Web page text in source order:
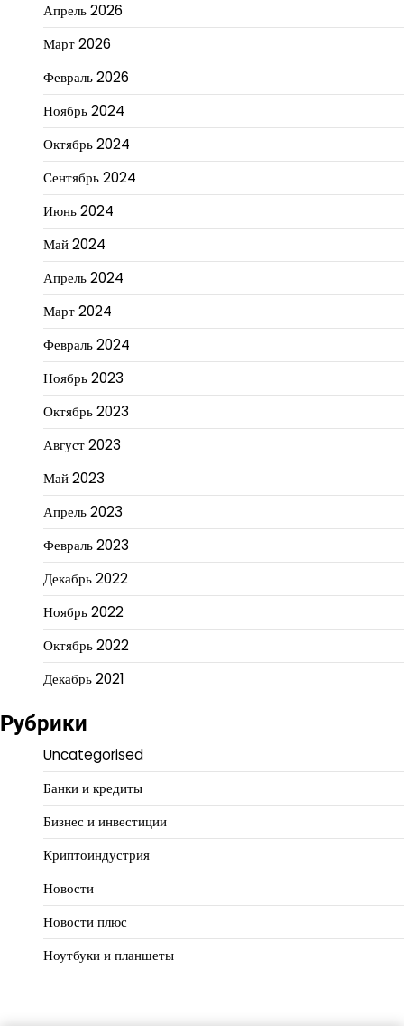
Апрель 2026
Март 2026
Февраль 2026
Ноябрь 2024
Октябрь 2024
Сентябрь 2024
Июнь 2024
Май 2024
Апрель 2024
Март 2024
Февраль 2024
Ноябрь 2023
Октябрь 2023
Август 2023
Май 2023
Апрель 2023
Февраль 2023
Декабрь 2022
Ноябрь 2022
Октябрь 2022
Декабрь 2021
Рубрики
Uncategorised
Банки и кредиты
Бизнес и инвестиции
Криптоиндустрия
Новости
Новости плюс
Ноутбуки и планшеты